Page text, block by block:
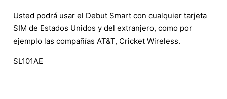
Usted podrá usar el Debut Smart con cualquier tarjeta
SIM de Estados Unidos y del extranjero, como por
ejemplo las compañías AT&T, Cricket Wireless.
SL101AE